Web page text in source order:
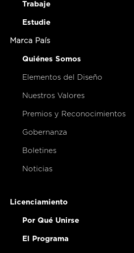
Trabaje
Estudie
Marca País
Quiénes Somos
Elementos del Diseño
Nuestros Valores
Premios y Reconocimientos
Gobernanza
Boletines
Noticias
Licenciamiento
Por Qué Unirse
El Programa